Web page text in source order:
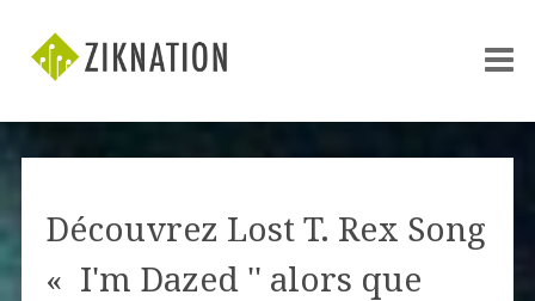
Découvrez Lost T. Rex Song
« I'm Dazed '' alors que